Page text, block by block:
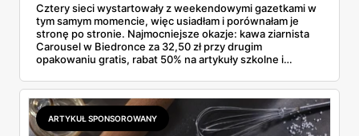
Cztery sieci wystartowały z weekendowymi gazetkami w
tym samym momencie, więc usiadłam i porównałam je
stronę po stronie. Najmocniejsze okazje: kawa ziarnista
Carousel w Biedronce za 32,50 zł przy drugim
opakowaniu gratis, rabat 50% na artykuły szkolne i
2,99 zł za kilogram, ale wyłącznie w sobotę z aplikacją. Aldi
odpowiada masłem za 2,99 zł. Werdykt w skrócie:
najwięcej wyciśniesz z Biedronki, po świeże warzywa jedź
do Aldi.
ARTYKUŁ SPONSOROWANY